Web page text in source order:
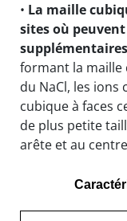
• La maille
sites où
supplémentaires
formant la maille
du NaCl, les
cubique à faces
de plus petite
arête et au